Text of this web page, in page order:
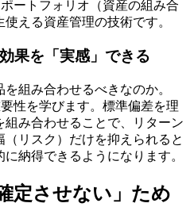
ートフォリオ（資産の組み合
える資産管理の技術です。
果を「実感」できる
組み合わせるべきなのか。
性を学びます。標準偏差を理
み合わせることで、リターン
リスク）だけを抑えられると
納得できるようになります。
定させない」ため